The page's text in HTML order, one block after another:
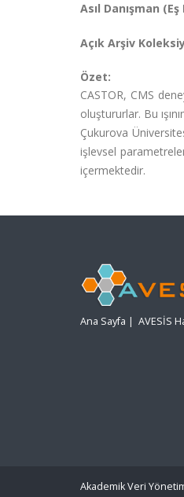
Asıl Danışman
Açık Arşiv
Özet:
CASTOR, CMS
oluştururlar. Bu
Çukurova
işlevsel
içermektedir.
Ana Sayfa | AVESİS
Akademik Veri